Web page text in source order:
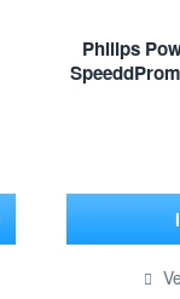
Philips